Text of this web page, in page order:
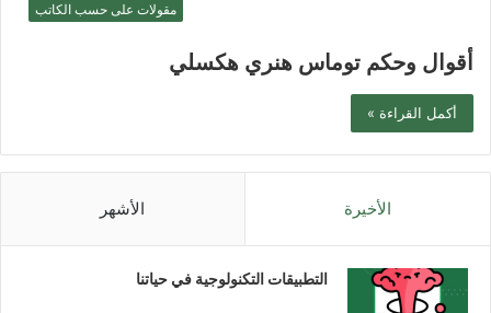
مقولات على حسب الكاتب
أقوال وحكم توماس هنري هكسلي
أكمل القراءة »
الأخيرة الأشهر
التطبيقات التكنولوجية في حياتنا